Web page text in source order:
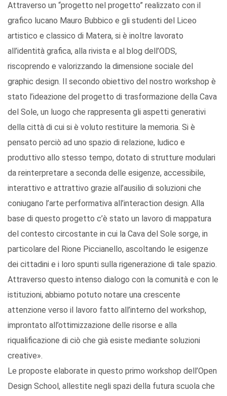
Attraverso un “progetto nel progetto” realizzato con il
grafico lucano Mauro Bubbico e gli studenti del Liceo
artistico e classico di Matera, si è inoltre lavorato
all’identità grafica, alla rivista e al blog dell’ODS,
riscoprendo e valorizzando la dimensione sociale del
graphic design. Il secondo obiettivo del nostro workshop è
stato l’ideazione del progetto di trasformazione della Cava
del Sole, un luogo che rappresenta gli aspetti generativi
della città di cui si è voluto restituire la memoria. Si è
pensato perciò ad uno spazio di relazione, ludico e
produttivo allo stesso tempo, dotato di strutture modulari
da reinterpretare a seconda delle esigenze, accessibile,
interattivo e attrattivo grazie all’ausilio di soluzioni che
coniugano l’arte performativa all’interaction design. Alla
base di questo progetto c’è stato un lavoro di mappatura
del contesto circostante in cui la Cava del Sole sorge, in
particolare del Rione Piccianello, ascoltando le esigenze
dei cittadini e i loro spunti sulla rigenerazione di tale spazio.
Attraverso questo intenso dialogo con la comunità e con le
istituzioni, abbiamo potuto notare una crescente
attenzione verso il lavoro fatto all’interno del workshop,
improntato all’ottimizzazione delle risorse e alla
riqualificazione di ciò che già esiste mediante soluzioni
creative».
Le proposte elaborate in questo primo workshop dell’Open
Design School, allestite negli spazi della futura scuola che